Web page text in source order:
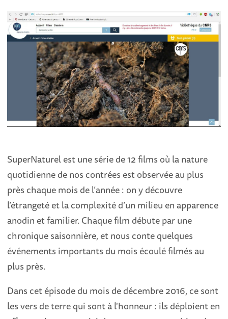
SuperNaturel est une série de 12 films où la nature
quotidienne de nos contrées est observée au plus
près chaque mois de l’année : on y découvre
l’étrangeté et la complexité d’un milieu en apparence
anodin et familier. Chaque film débute par une
chronique saisonnière, et nous conte quelques
événements importants du mois écoulé filmés au
plus près.
Dans cet épisode du mois de décembre 2016, ce sont
les vers de terre qui sont à l'honneur : ils déploient en